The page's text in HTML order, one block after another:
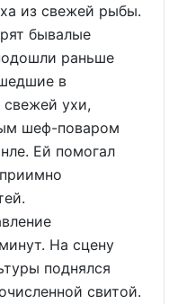
из свежей рыбы.
бывалые
раньше
в
свежей ухи,
шеф-поваром
Ей помогал
На сцену
поднялся
свитой.